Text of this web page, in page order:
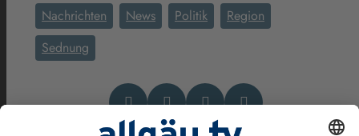
Nachrichten
News Politik
Region
Sednung